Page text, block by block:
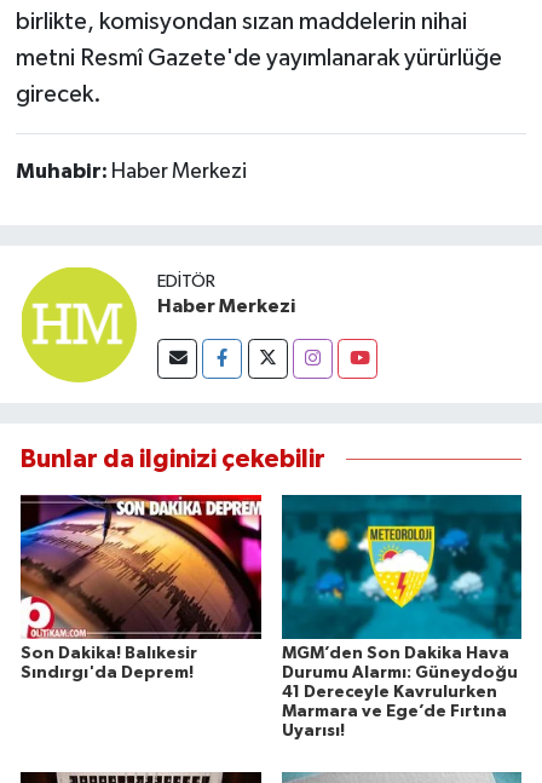
birlikte, komisyondan sızan maddelerin nihai
metni Resmî Gazete'de yayımlanarak yürürlüğe
girecek.
Muhabir: Haber Merkezi
EDITÖR
Haber Merkezi
Bunlar da ilginizi çekebilir
Son Dakika! Balıkesir
Sındırgı'da Deprem!
MGM’den Son Dakika Hava
Durumu Alarmı: Güneydoğu
41 Dereceyle Kavrulurken
Marmara ve Ege’de Fırtına
Uyarısı!